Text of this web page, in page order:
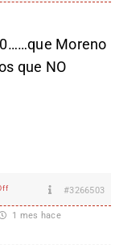
Moreno
que NO
#3266503
1 mes hace